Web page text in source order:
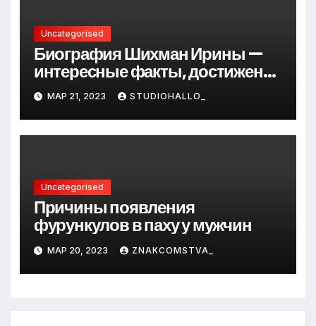
Uncategorised
Биография Шихман Ирины —
интересные факты, достижения
и путь к успеху
МАР 21, 2023 STUDIOHALLO_
Uncategorised
Причины появления
фурункулов в паху у мужчин
МАР 20, 2023 ZNAKCOMSTVA_